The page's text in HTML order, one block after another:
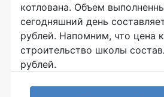
котлована. Объем
сегодняшний день
рублей. Напомним, что цена
строительство школы
рублей.